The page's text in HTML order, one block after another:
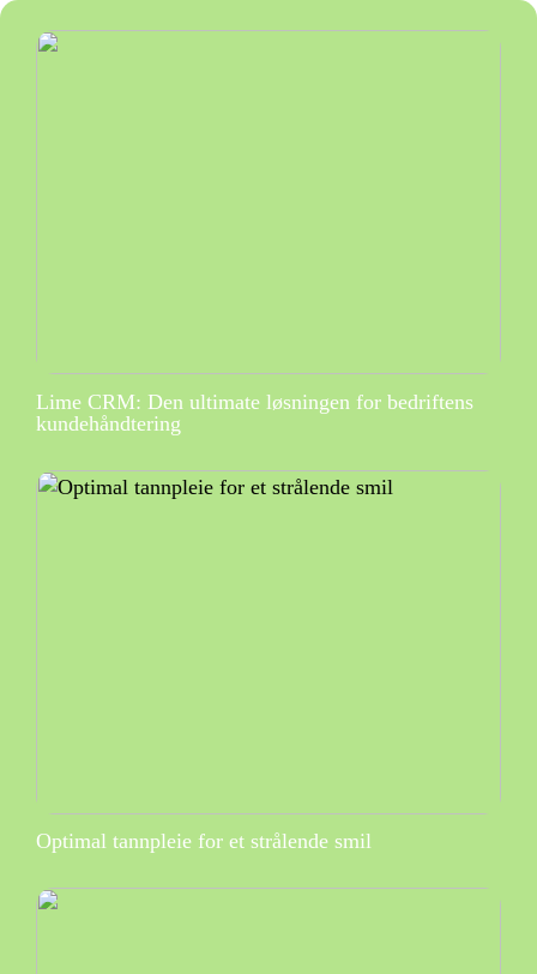
Lime CRM: Den ultimate løsningen for bedriftens
kundehåndtering
Optimal tannpleie for et strålende smil